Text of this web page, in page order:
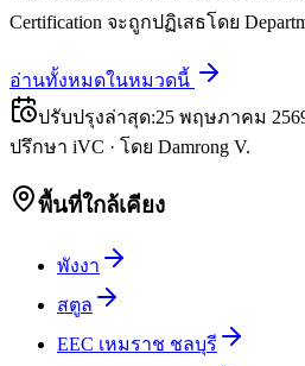
Certification จะถูกปฏิเสธโดย
อ่านทั้งหมดในหมวดนี้
ปรับปรุงล่าสุด:25 พฤษภาคม
ปรึกษา iVC · โดย Damrong V.
พื้นที่ใกล้เคียง
พังงา
สตูล
EEC เหมราช ชลบุรี